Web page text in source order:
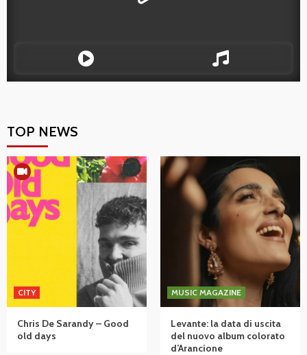
TOP NEWS
CITY
Chris De Sarandy – Good
old days
MUSIC MAGAZINE
Levante: la data di uscita
del nuovo album colorato
d’Arancione